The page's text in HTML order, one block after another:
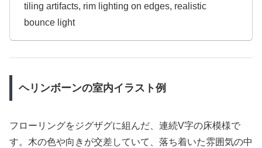
tiling artifacts, rim lighting on edges, realistic
bounce light
ヘリンボーンの室内イラスト例
フローリングをジグザグに組んだ、連続V字の床模様で
す。木の色や向きが交差していて、落ち着いた雰囲気の中